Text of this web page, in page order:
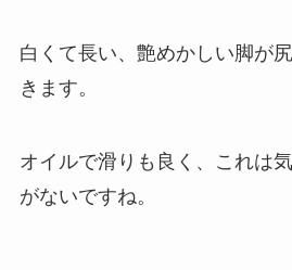
白くて長い、艶めかしい脚が
きます。
オイルで滑りも良く、これは
がないですね。